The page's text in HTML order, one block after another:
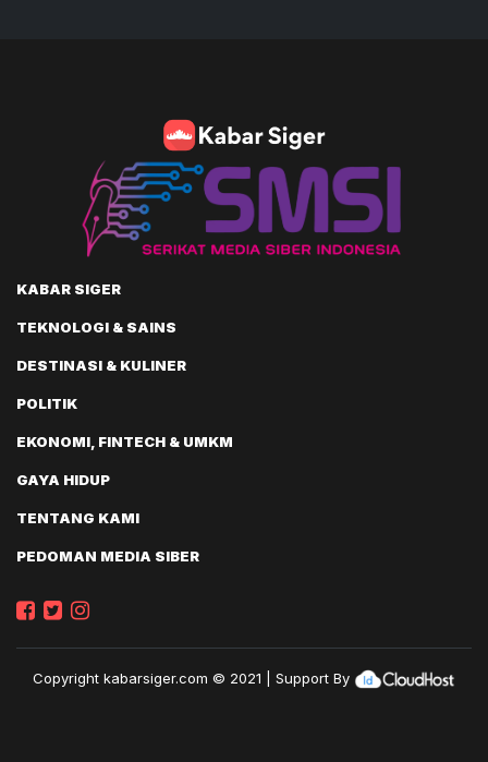
KABAR SIGER
TEKNOLOGI & SAINS
DESTINASI & KULINER
POLITIK
EKONOMI, FINTECH & UMKM
GAYA HIDUP
TENTANG KAMI
PEDOMAN MEDIA SIBER
Copyright kabarsiger.com © 2021 | Support By